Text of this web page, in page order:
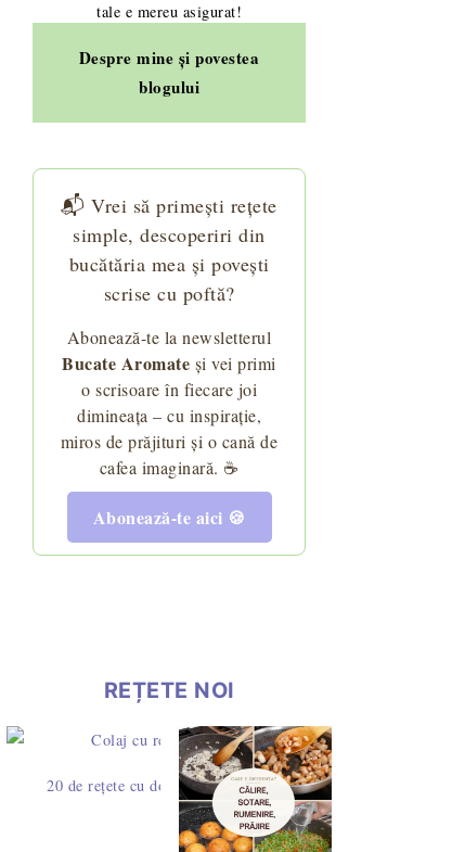
tale e mereu asigurat!
Despre mine și povestea
blogului
📬 Vrei să primești rețete
simple, descoperiri din
bucătăria mea și povești
scrise cu poftă?
Abonează-te la newsletterul
Bucate Aromate și vei primi
o scrisoare în fiecare joi
dimineața – cu inspirație,
miros de prăjituri și o cană de
cafea imaginară. ☕
Abonează-te aici 🍪
REȚETE NOI
20 de rețete cu dovlecei – idei simple pentru mic dejun,